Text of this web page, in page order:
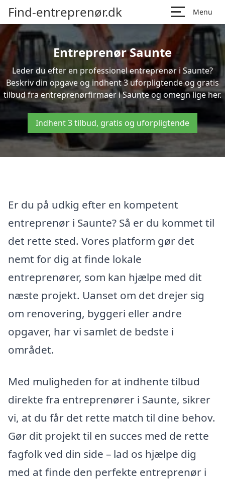
Find-entreprenør.dk Menu
Entreprenør Saunte
Leder du efter en professionel entreprenør i Saunte?
Beskriv din opgave og indhent 3 uforpligtende og gratis
tilbud fra entreprenørfirmaer i Saunte og omegn lige her.
Indhent 3 tilbud, gratis og uforpligtende
Er du på udkig efter en kompetent
entreprenør i Saunte? Så er du kommet til
det rette sted. Vores platform gør det
nemt for dig at finde lokale
entreprenører, som kan hjælpe med dit
næste projekt. Uanset om det drejer sig
om renovering, byggeri eller andre
opgaver, har vi samlet de bedste i
området.
Med muligheden for at indhente tilbud
direkte fra entreprenører i Saunte, sikrer
vi, at du får det rette match til dine behov.
Gør dit projekt til en succes med de rette
fagfolk ved din side – lad os hjælpe dig
med at finde den perfekte entreprenør i